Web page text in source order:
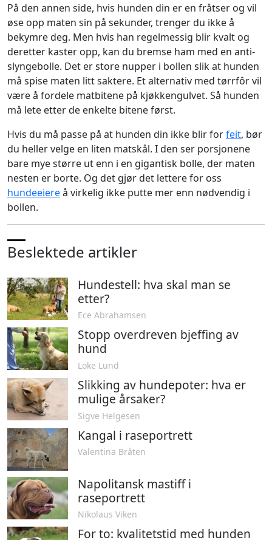
På den annen side, hvis hunden din er en fråtser og vil
øse opp maten sin på sekunder, trenger du ikke å
bekymre deg. Men hvis han regelmessig blir kvalt og
deretter kaster opp, kan du bremse ham med en anti-
slyngebolle. Det er store nupper i bollen slik at hunden
må spise maten litt saktere. Et alternativ med tørrfôr vil
være å fordele matbitene på kjøkkengulvet. Så hunden
må lete etter de enkelte bitene først.
Hvis du må passe på at hunden din ikke blir forfeit, bør
du heller velge en liten matskål. I den ser porsjonene
bare mye større ut enn i en gigantisk bolle, der maten
nesten er borte. Og det gjør det lettere for oss
hundeeiereå virkelig ikke putte mer enn nødvendig i
bollen.
Beslektede artikler
Hundestell: hva skal man se
etter?
Ece Abrahamsen
Stopp overdreven bjeffing av
hund
Loke Lund
Slikking av hundepoter: hva er
mulige årsaker?
Sigve Helgesen
Kangal i raseportrett
Valentina Bråten
Napolitansk mastiff i
raseportrett
Nikolaus Viken
For to: kvalitetstid med hunden